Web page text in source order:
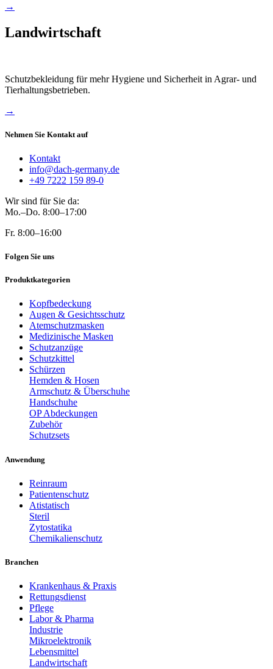
→
Landwirtschaft
Schutzbekleidung für mehr Hygiene und Sicherheit in Agrar- und
Tierhaltungsbetrieben.
→
Nehmen Sie Kontakt auf
Kontakt
info@dach-germany.de
+49 7222 159 89-0
Wir sind für Sie da:
Mo.–Do. 8:00–17:00
Fr. 8:00–16:00
Folgen Sie uns
Produktkategorien
Kopfbedeckung
Augen & Gesichtsschutz
Atemschutzmasken
Medizinische Masken
Schutzanzüge
Schutzkittel
Schürzen
Hemden & Hosen
Armschutz & Überschuhe
Handschuhe
OP Abdeckungen
Zubehör
Schutzsets
Anwendung
Reinraum
Patientenschutz
Atistatisch
Steril
Zytostatika
Chemikalienschutz
Branchen
Krankenhaus & Praxis
Rettungsdienst
Pflege
Labor & Pharma
Industrie
Mikroelektronik
Lebensmittel
Landwirtschaft